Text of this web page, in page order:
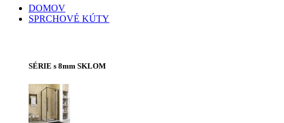
DOMOV
SPRCHOVÉ KÚTY
SÉRIE s 8mm SKLOM